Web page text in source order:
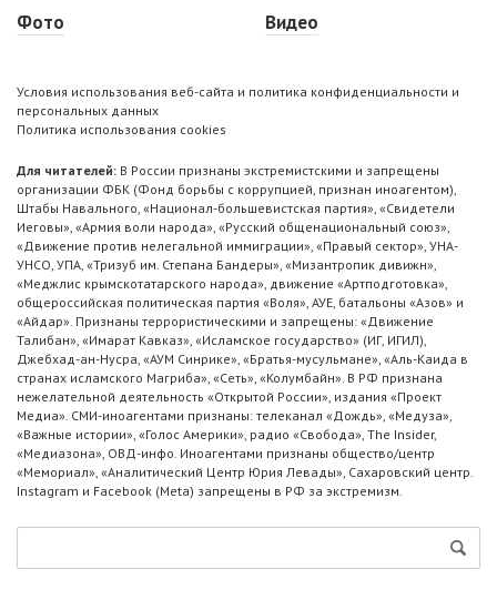
Фото
Видео
Условия использования веб-сайта и политика конфиденциальности и
персональных данных
Политика использования cookies
Для читателей: В России признаны экстремистскими и запрещены
организации ФБК (Фонд борьбы с коррупцией, признан иноагентом),
Штабы Навального, «Национал-большевистская партия», «Свидетели
Иеговы», «Армия воли народа», «Русский общенациональный союз»,
«Движение против нелегальной иммиграции», «Правый сектор», УНА-
УНСО, УПА, «Тризуб им. Степана Бандеры», «Мизантропик дивижн»,
«Меджлис крымскотатарского народа», движение «Артподготовка»,
общероссийская политическая партия «Воля», АУЕ, батальоны «Азов» и
«Айдар». Признаны террористическими и запрещены: «Движение
Талибан», «Имарат Кавказ», «Исламское государство» (ИГ, ИГИЛ),
Джебхад-ан-Нусра, «АУМ Синрике», «Братья-мусульмане», «Аль-Каида в
странах исламского Магриба», «Сеть», «Колумбайн». В РФ признана
нежелательной деятельность «Открытой России», издания «Проект
Медиа». СМИ-иноагентами признаны: телеканал «Дождь», «Медуза»,
«Важные истории», «Голос Америки», радио «Свобода», The Insider,
«Медиазона», ОВД-инфо. Иноагентами признаны общество/центр
«Мемориал», «Аналитический Центр Юрия Левады», Сахаровский центр.
Instagram и Facebook (Metа) запрещены в РФ за экстремизм.